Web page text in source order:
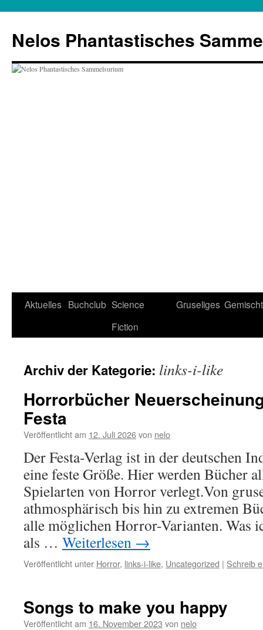
springen
Nelos Phantastisches
Aktuelles Buchclub Science
Fiction
Gruseliges
Archiv der Kategorie: links-i-like
Horrorbücher
Festa
Veröffentlicht am 12. Juli 2026von nelo
Der Festa-Verlag ist in der deutschen
eine feste Größe. Hier werden Bücher
Spielarten von Horror verlegt.Von
athmosphärisch bis hin zu extremen
alle möglichen Horror-Varianten. Was
als … Weiterlesen →
Veröffentlicht unter Horror, links-i-like, Uncategorized | Schreib
Songs to make you happy
Veröffentlicht am 16. November 2023 von nelo